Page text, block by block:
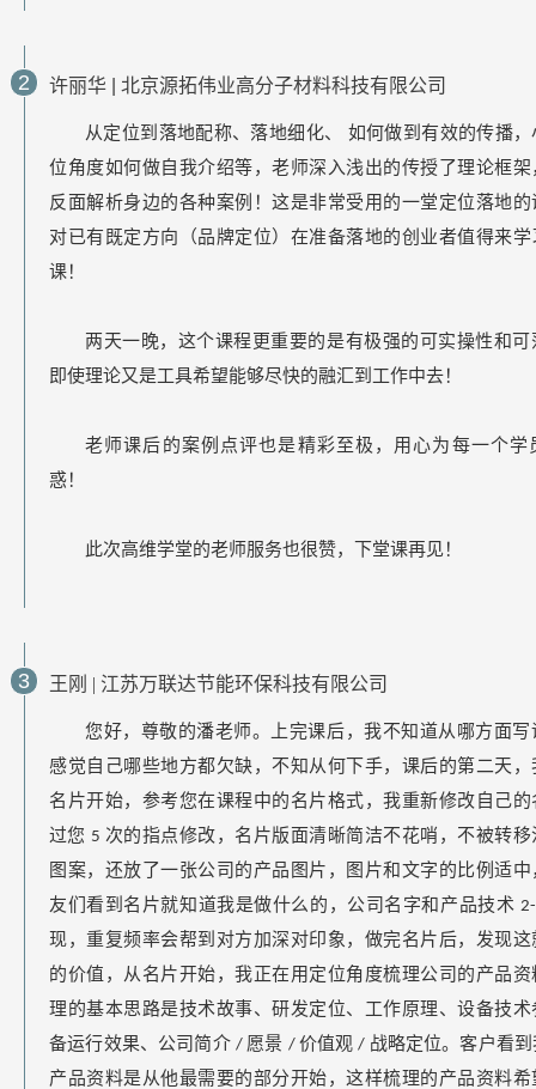
2 许丽华 北京源拓伟业高分子材料科技有限公司
从定位到落地配称、落地细化、 如何做到有效的传播
位角度如何做自我介绍等，老师深入浅出的传授了理论框架
反面解析身边的各种案例！这是非常受用的一堂定位落地的
对已有既定方向（品牌定位）在准备落地的创业者值得来学
课！
两天一晚，这个课程更重要的是有极强的可实操性和可
即使理论又是工具希望能够尽快的融汇到工作中去！
老师课后的案例点评也是精彩至极，用心为每一个学
惑！
此次高维学堂的老师服务也很赞，下堂课再见！
3 王刚 | 江苏万联达节能环保科技有限公司
您好，尊敬的潘老师。上完课后，我不知道从哪方面写
感觉自己哪些地方都欠缺，不知从何下手，课后的第二天，
名片开始，参考您在课程中的名片格式，我重新修改自己的
过您 5 次的指点修改，名片版面清晰简洁不花哨，不被转移
图案，还放了一张公司的产品图片，图片和文字的比例适中
友们看到名片就知道我是做什么的，公司名字和产品技术
现，重复频率会帮到对方加深对印象，做完名片后，发现这
的价值，从名片开始，我正在用定位角度梳理公司的产品资
理的基本思路是技术故事、研发定位、工作原理、设备技术
备运行效果、公司简介 / 愿景 / 价值观/ 战略定位。客户看
产品资料是从他最需要的部分开始，这样梳理的产品资料希